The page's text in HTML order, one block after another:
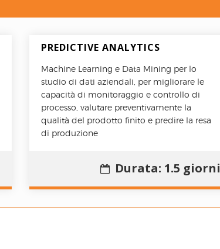
PREDICTIVE ANALYTICS
Machine Learning e Data Mining per lo
studio di dati aziendali, per migliorare le
capacità di monitoraggio e controllo di
processo, valutare preventivamente la
qualità del prodotto finito e predire la resa
di produzione
Durata: 1.5 giorni